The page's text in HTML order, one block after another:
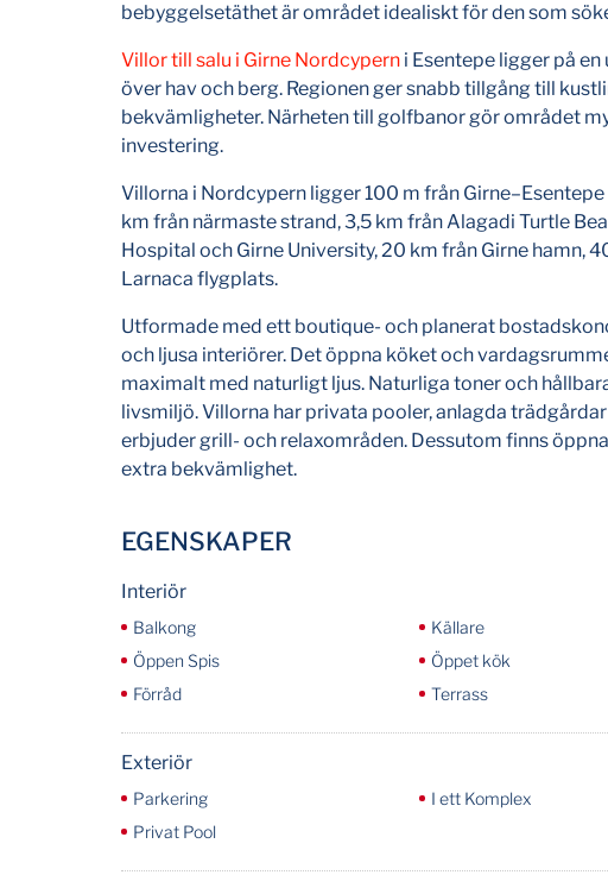
bebyggelsetäthet är området idealiskt för den som
Villor till salu i Girne Nordcypern i Esentepe ligger på
över hav och berg. Regionen ger snabb tillgång till
bekvämligheter. Närheten till golfbanor gör området
investering.
Villorna i Nordcypern ligger 100 m från
km från närmaste strand, 3,5 km från Alagadi Turtle
Hospital och Girne University, 20 km från Girne hamn,
Larnaca flygplats.
Utformade med ett boutique- och planerat
och ljusa interiörer. Det öppna köket och
maximalt med naturligt ljus. Naturliga toner och
livsmiljö. Villorna har privata pooler, anlagda
erbjuder grill- och relaxområden. Dessutom finns
extra bekvämlighet.
EGENSKAPER
Interiör
Balkong Källare
Öppen Spis
Öppet kök
Förråd
Terrass
Exteriör
Parkering I ett Komplex
Privat Pool